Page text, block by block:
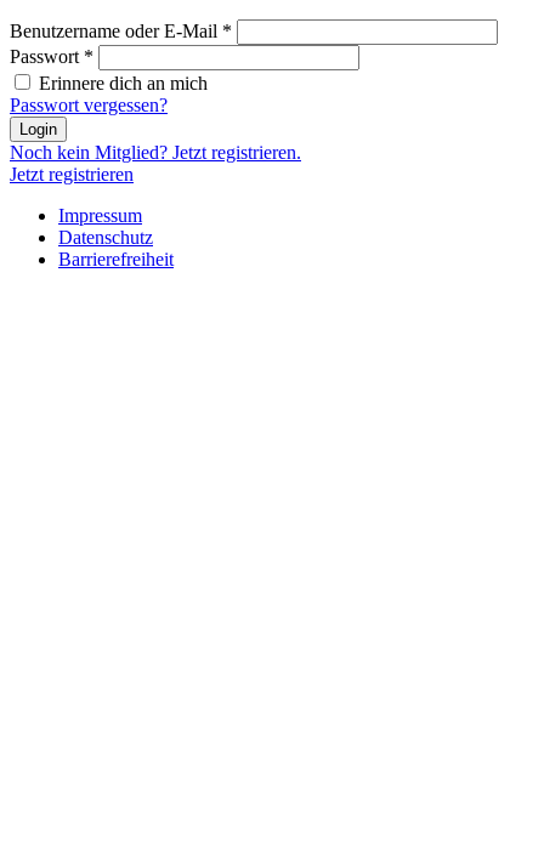
Benutzername oder E-Mail *
Passwort *
Erinnere dich an mich
Passwort vergessen?
Login
Noch kein Mitglied? Jetzt registrieren.
Jetzt registrieren
Impressum
Datenschutz
Barrierefreiheit